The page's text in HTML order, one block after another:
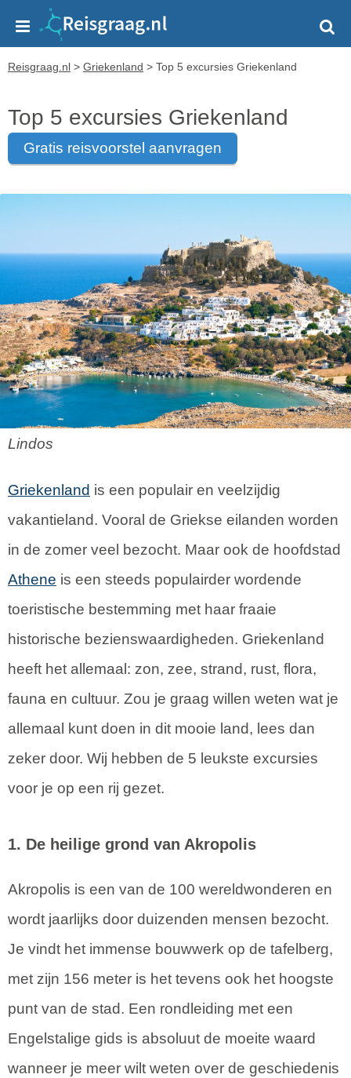
Reisgraag.nl > Griekenland > Top 5 excursies Griekenland
Top 5 excursies Griekenland
gratis reisvoorstel aanvragen
Lindos
Griekenland is een populair en veelzijdig
vakantieland. Vooral de Griekse eilanden worden
in de zomer veel bezocht. Maar ook de hoofdstad
Athene is een steeds populairder wordende
toeristische bestemming met haar fraaie
historische bezienswaardigheden. Griekenland
heeft het allemaal: zon, zee, strand, rust, flora,
fauna en cultuur. Zou je graag willen weten wat je
allemaal kunt doen in dit mooie land, lees dan
zeker door. Wij hebben de 5 leukste excursies
voor je op een rij gezet.
1. De heilige grond van Akropolis
Akropolis is een van de 100 wereldwonderen en
wordt jaarlijks door duizenden mensen bezocht.
Je vindt het immense bouwwerk op de tafelberg,
met zijn 156 meter is het tevens ook het hoogste
punt van de stad. Een rondleiding met een
Engelstalige gids is absoluut de moeite waard
wanneer je meer wilt weten over de geschiedenis